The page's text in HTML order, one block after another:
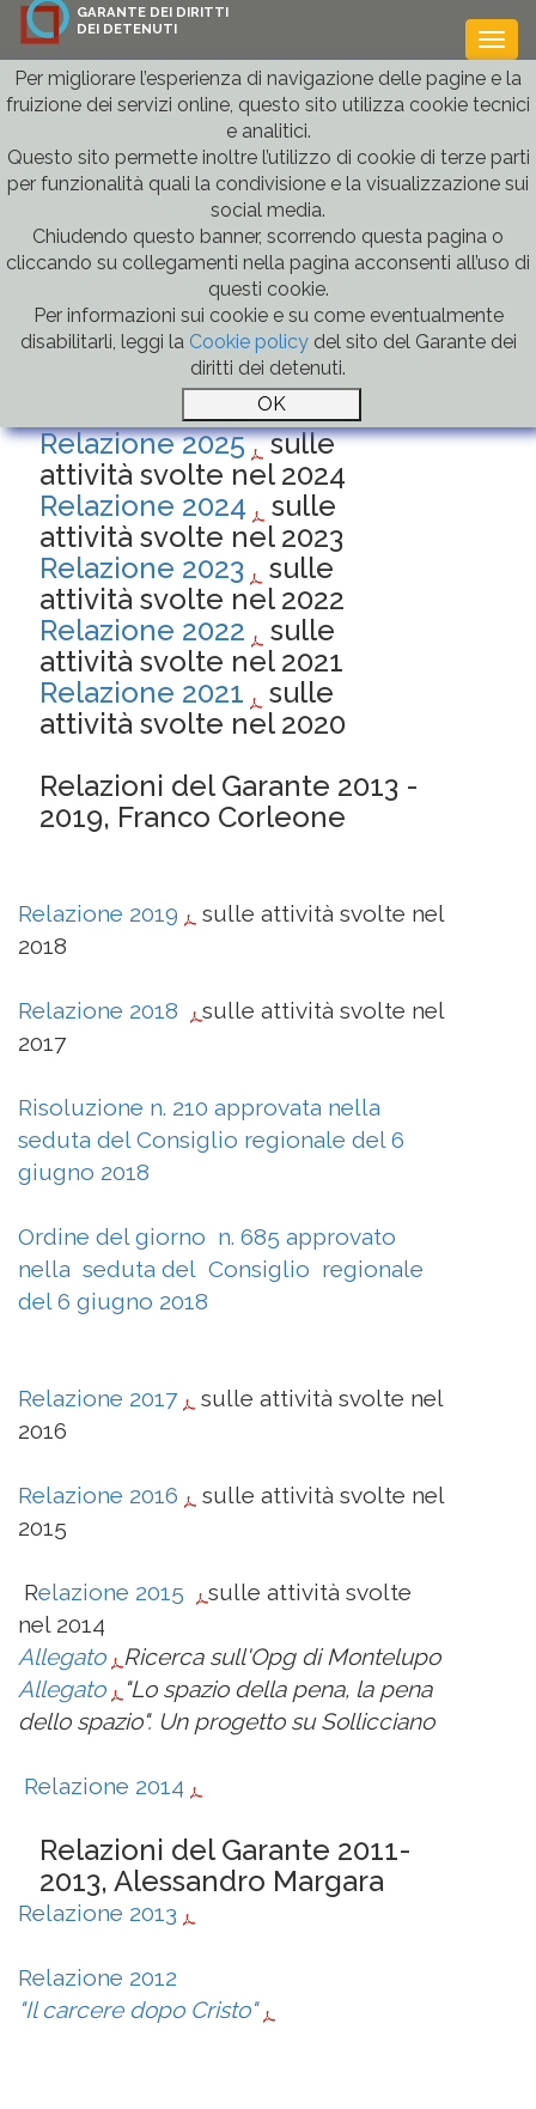
Per migliorare l’esperienza di navigazione delle pagine e la
fruizione dei servizi online, questo sito utilizza cookie tecnici
e analitici.
Questo sito permette inoltre l’utilizzo di cookie di terze parti
per funzionalità quali la condivisione e la visualizzazione sui
social media.
Chiudendo questo banner, scorrendo questa pagina o
cliccando su collegamenti nella pagina acconsenti all’uso di
questi cookie.
Per informazioni sui cookie e su come eventualmente
disabilitarli, leggi la Cookie policydel sito del Garante dei
diritti dei detenuti.
GARANTE DEI DIRITTI
DEI DETENUTI
Relazioni annuali
Relazioni del Garante
Giuseppe Fanfani
Relazione2026 sulle
attività svolte nel 2025
Relazione 2025 sulle
attività svolte nel 2024
Relazione 2024
sulle
attività svolte nel 2023
Relazione 2023
sulle
attività svolte nel 2022
Relazione 2022
sulle
attività svolte nel 2021
Relazione 2021
sulle
attività svolte nel 2020
Relazioni del Garante 2013 -
2019, Franco Corleone
Relazione 2019
sulle attività svolte nel
2018
Relazione 2018
sulle attività svolte nel
2017
Risoluzione n. 210 approvata nella
seduta del Consiglio regionale del 6
giugno 2018
Ordine del giorno n. 685 approvato
nella seduta del Consiglio regionale
del 6 giugno 2018
Relazione 2017
sulle attività svolte nel
2016
Relazione 2016
sulle attività svolte nel
2015
Relazione 2015
sulle attività svolte
nel 2014
Allegato
Ricerca sull'Opg di Montelupo
Allegato
"Lo spazio della pena, la pena
dello spazio". Un progetto su Sollicciano
Relazione 2014
Relazioni del Garante 2011-
2013, Alessandro Margara
Relazione 2013
Relazione 2012
"Il carcere dopo Cristo"